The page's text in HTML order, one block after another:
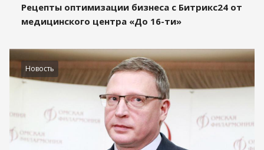
Рецепты оптимизации бизнеса с Битрикс24 от
медицинского центра «До 16-ти»
Новость